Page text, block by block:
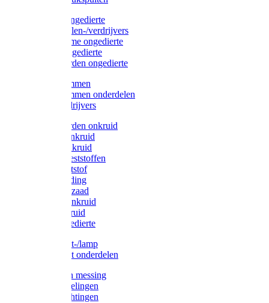
Diversen ongedierte
Insectenvallen-/verdrijvers
Protect Home ongedierte
Solabiol ongedierte
Protect Garden ongedierte
Mollenklemmen
Mollenklemmen onderdelen
Mollenverdrijvers
Protect Garden onkruid
Diversen onkruid
Solabiol onkruid
Solabiol meststoffen
Pokon meststof
Pokon voeding
Pokon graszaad
Roundup onkruid
Pokon onkruid
Pokon ongedierte
Vliegenkast-/lamp
Vliegenkast onderdelen
Zuigkorven messing
Geka koppelingen
Geka afdichtingen